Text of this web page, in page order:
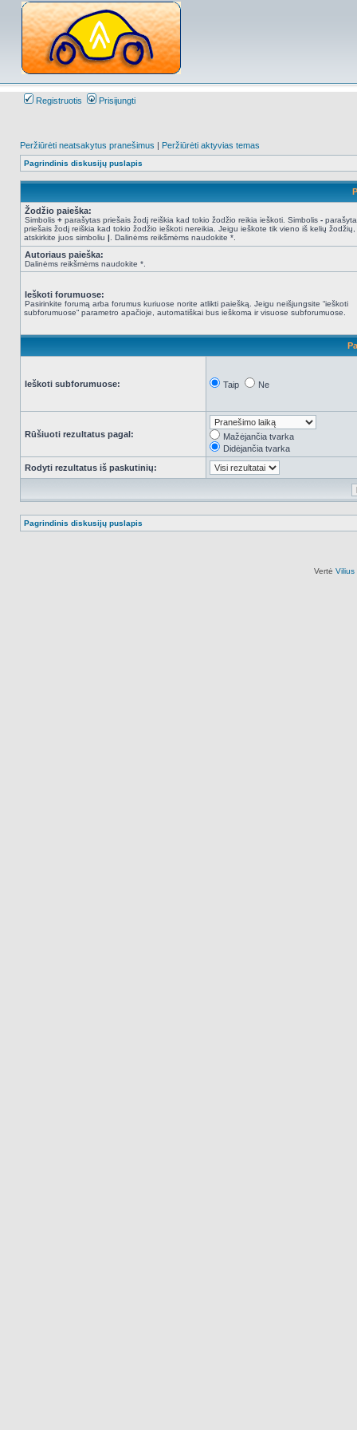
Registruotis Prisijungti
Peržiūrėti neatsakytus pranešimus | Peržiūrėti aktyvias temas
Pagrindinis diskusijų puslapis
Žodžio paieška:
Simbolis + parašytas priešais žodį reiškia kad tokio žodžio reikia ieškoti. Simbolis -
priešais žodį reiškia kad tokio žodžio ieškoti nereikia. Jeigu ieškote tik vieno iš kelių žodžių,
atskirkite juos simboliu | . Dalinėms reikšmėms naudokite *.
Autoriaus paieška:
Dalinėms reikšmėms naudokite *.
Ieškoti forumuose:
Pasirinkite forumą arba forumus kuriuose norite atlikti paiešką. Jeigu neišjungsite “ieškoti
subforumuose“ parametro apačioje, automatiškai bus ieškoma ir visuose subforumuose.
Ieškoti subforumuose: Taip Ne
Rūšiuoti rezultatus pagal:
Mažėjančia tvarka
Didėjančia tvarka
Rodyti rezultatus iš paskutinių:
Pagrindinis diskusijų puslapis
Vertė Vilius